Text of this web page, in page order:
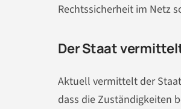
Rechtssicherheit im Netz
Der Staat
Aktuell vermittelt der
dass die Zuständigkeiten